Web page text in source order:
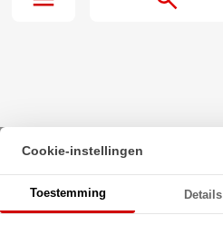
Beginpagina·
Zeskanttapbout Voldraad DIN
Onbehandeld
Cookie-instellingen
Toestemming Details